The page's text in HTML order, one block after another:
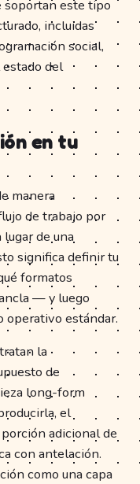
soportan este tipo
incluidas
social,
del
en tu
manera
de trabajo por
de una
significa definir tu
formatos
— y luego
operativo estándar.
la
de
long-form
el
adicional de
con antelación.
como una capa